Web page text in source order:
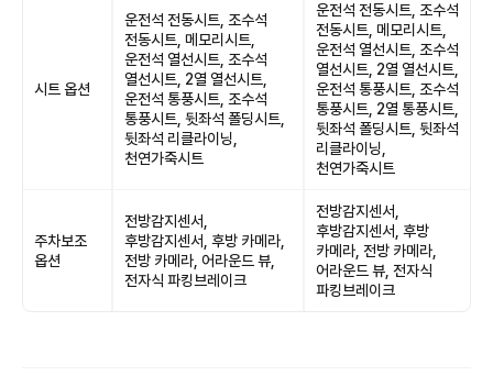
시트 옵션
운전석 전동시트, 조수석
전동시트, 메모리시트,
운전석 열선시트, 조수석
열선시트, 2열 열선시트,
운전석 통풍시트, 조수석
통풍시트, 뒷좌석 폴딩시트,
뒷좌석 리클라이닝,
천연가죽시트
운전석 전동시트, 조수석
전동시트, 메모리시트,
운전석 열선시트, 조수석
열선시트, 2열 열선시트,
운전석 통풍시트, 조수석
통풍시트, 2열 통풍시트,
뒷좌석 폴딩시트, 뒷좌석
리클라이닝,
천연가죽시트
주차보조
옵션
전방감지센서,
후방감지센서, 후방 카메라,
전방 카메라, 어라운드 뷰,
전자식 파킹브레이크
전방감지센서,
후방감지센서, 후방
카메라, 전방 카메라,
어라운드 뷰, 전자식
파킹브레이크